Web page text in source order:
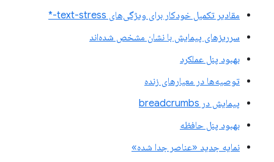
مقادیر تکمیل خودکار برای ویژگی‌های text-stress-*
سرریزهای پیمایش با نشان مشخص شده‌اند
بهبود پنل عملکرد
توصیه‌ها در معیارهای زنده
پیمایش در breadcrumbs
بهبود پنل حافظه
نمایه جدید «عناصر جدا شده»